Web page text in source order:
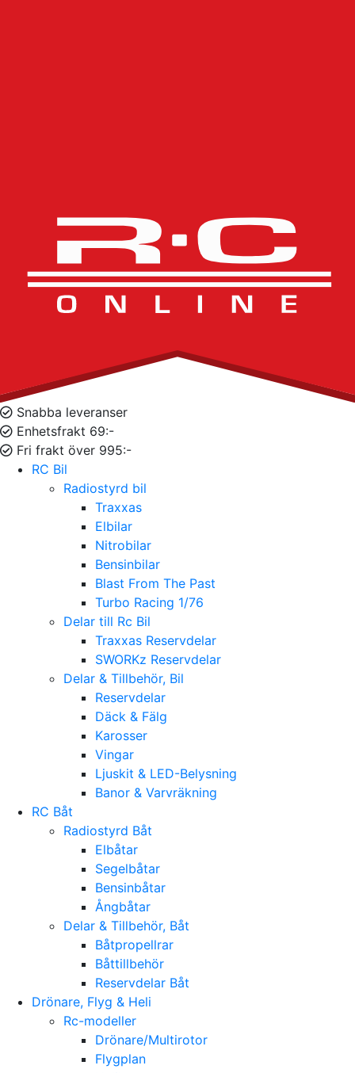
Snabba leveranser
Enhetsfrakt 69:-
Fri frakt över 995:-
RC Bil
Radiostyrd bil
Traxxas
Elbilar
Nitrobilar
Bensinbilar
Blast From The Past
Turbo Racing 1/76
Delar till Rc Bil
Traxxas Reservdelar
SWORKz Reservdelar
Delar & Tillbehör, Bil
Reservdelar
Däck & Fälg
Karosser
Vingar
Ljuskit & LED-Belysning
Banor & Varvräkning
RC Båt
Radiostyrd Båt
Elbåtar
Segelbåtar
Bensinbåtar
Ångbåtar
Delar & Tillbehör, Båt
Båtpropellrar
Båttillbehör
Reservdelar Båt
Drönare, Flyg & Heli
Rc-modeller
Drönare/Multirotor
Flygplan